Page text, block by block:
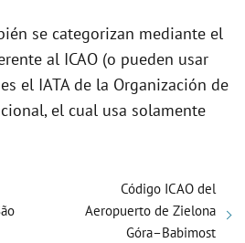
se categorizan mediante el
al ICAO (o pueden usar
el IATA de la Organización de
el cual usa solamente
Código ICAO del
Aeropuerto de Zielona
Góra–Babimost